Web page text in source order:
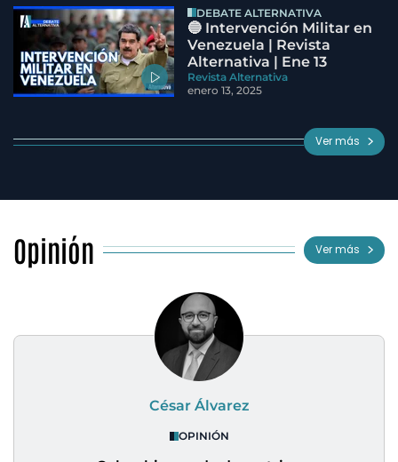
DEBATE ALTERNATIVA
🔵 Intervención Militar en
Venezuela | Revista
Alternativa | Ene 13
Revista Alternativa
enero 13, 2025
Ver más
Opinión Ver más
César Álvarez
OPINIÓN